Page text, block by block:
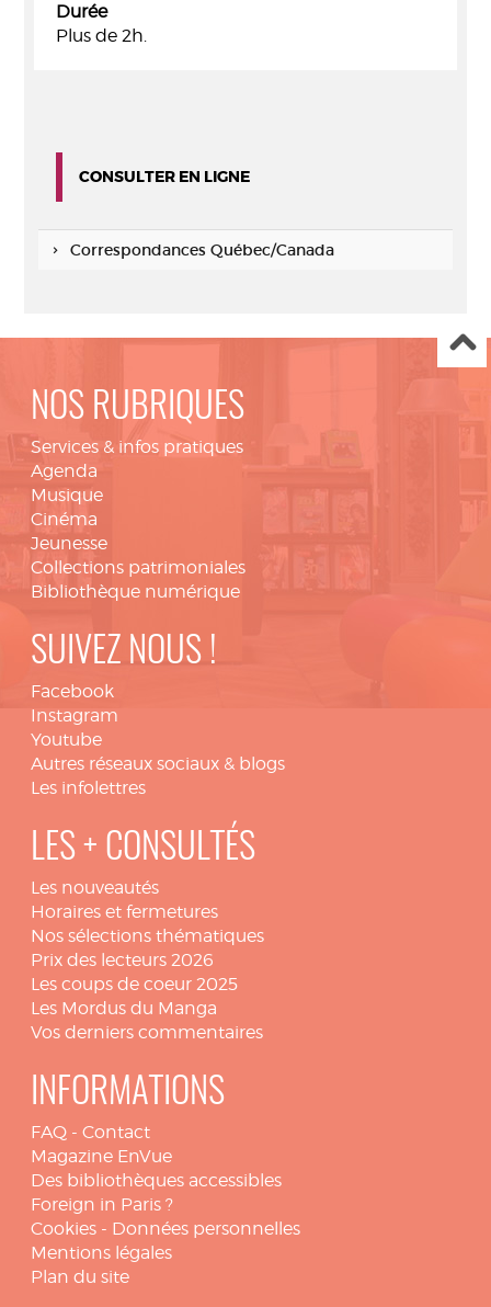
Durée
Plus de 2h.
CONSULTER EN LIGNE
Correspondances Québec/Canada
NOS RUBRIQUES
Services & infos pratiques
Agenda
Musique
Cinéma
Jeunesse
Collections patrimoniales
Bibliothèque numérique
SUIVEZ NOUS !
Facebook
Instagram
Youtube
Autres réseaux sociaux & blogs
Les infolettres
LES + CONSULTÉS
Les nouveautés
Horaires et fermetures
Nos sélections thématiques
Prix des lecteurs 2026
Les coups de coeur 2025
Les Mordus du Manga
Vos derniers commentaires
INFORMATIONS
FAQ - Contact
Magazine EnVue
Des bibliothèques accessibles
Foreign in Paris ?
Cookies - Données personnelles
Mentions légales
Plan du site